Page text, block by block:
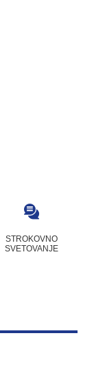
STROKOVNO
SVETOVANJE